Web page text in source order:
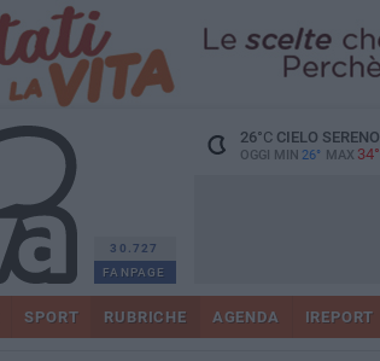
30.727
FANPAGE
26°CCIELO SERENO
OGGI MIN 26° MAX 34°
SPORT RUBRICHE AGENDA IREPORT